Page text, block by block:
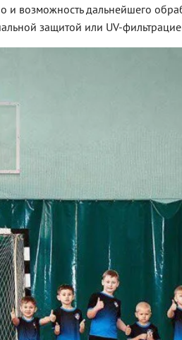
и возможность дальнейшего
защитой или UV-